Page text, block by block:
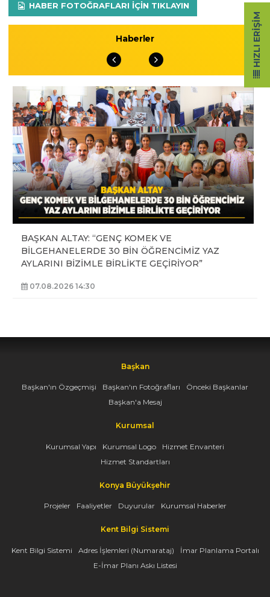
HABER FOTOĞRAFLARI IÇIN TIKLAYIN
Haberler
BAŞKAN ALTAY: “GENÇ KOMEK VE
BİLGEHANELERDE 30 BİN ÖĞRENCİMİZ YAZ
AYLARINI BİZİMLE BİRLİKTE GEÇİRİYOR”
07.08.2026 14:30
Başkan
Başkan'ın Özgeçmişi Başkan'ın Fotoğrafları
Önceki Başkanlar
Başkan'a Mesaj
Kurumsal
Kurumsal Yapı Kurumsal Logo
Hizmet Envanteri
Hizmet Standartları
Konya Büyükşehir
Projeler Faaliyetler Duyurular Kurumsal Haberler
Kent Bilgi Sistemi
Kent Bilgi Sistemi Adres İşlemleri (Numarataj)
İmar Planlama Portalı
E-İmar Planı Askı Listesi
HIZLI ERIŞIM